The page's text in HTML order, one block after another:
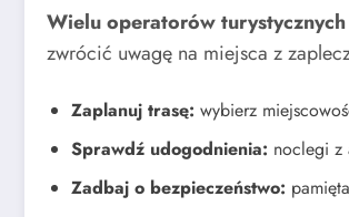
Wielu operatorów
zwrócić uwagę na miejsca z
Zaplanuj trasę: wybierz
Sprawdź udogodnienia: noclegi z
Zadbaj o bezpieczeństwo: